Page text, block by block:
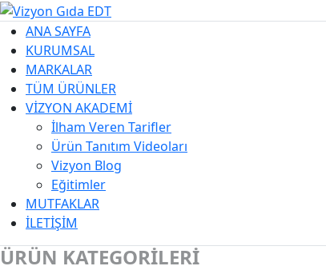
ANA SAYFA
KURUMSAL
MARKALAR
TÜM ÜRÜNLER
VİZYON AKADEMİ
İlham Veren Tarifler
Ürün Tanıtım Videoları
Vizyon Blog
Eğitimler
MUTFAKLAR
İLETİŞİM
ÜRÜN KATEGORİLERİ